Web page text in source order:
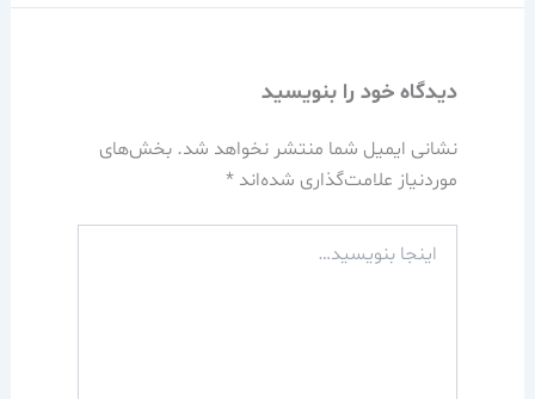
دیدگاه‌ خود را بنویسید
نشانی ایمیل شما منتشر نخواهد شد. بخش‌های
موردنیاز علامت‌گذاری شده‌اند *
بنویسید…